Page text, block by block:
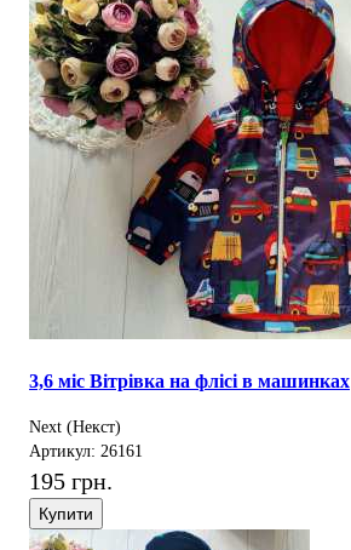
3,6 міс Вітрівка на флісі в машинках
Next (Некст)
Артикул: 26161
195 грн.
Купити